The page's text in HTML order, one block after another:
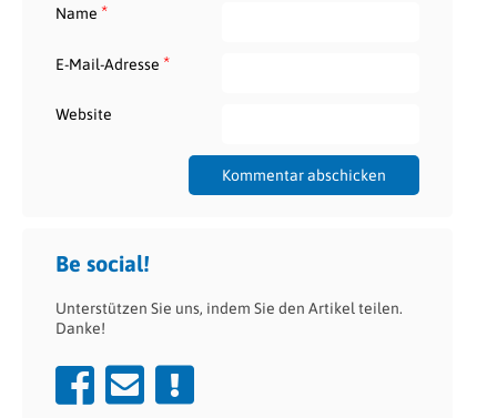
Name *
E-Mail-Adresse *
Website
Be social!
Unterstützen Sie uns, indem Sie den Artikel teilen.
Danke!